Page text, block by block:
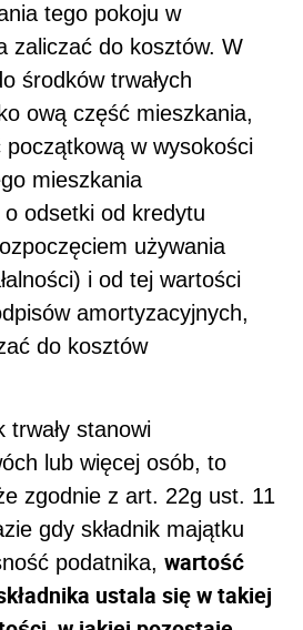
tego pokoju w
zaliczać do kosztów. W
środków trwałych
ową część mieszkania,
w wysokości
mieszkania
odsetki od kredytu
używania
i od tej wartości
amortyzacyjnych,
do kosztów
trwały stanowi
lub więcej osób, to
zgodnie z art. 22g ust. 11
gdy składnik majątku
podatnika, wartość
ustala się w takiej